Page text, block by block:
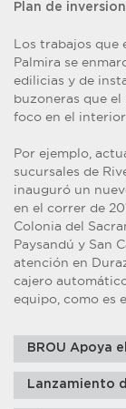
Plan de
Los trabajos que
Palmira se
edilicias y de
buzoneras que
foco en el interior
Por ejemplo,
sucursales de
inauguró un
en el correr de
Colonia del
Paysandú y San
atención en
cajero
equipo, como es
BROU Apoya
Lanzamiento